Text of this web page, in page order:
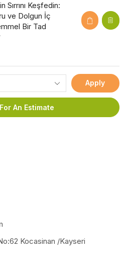
Sırrını Keşfedin:
ve Dolgun İç
Bir Tad
Apply
An Estimate
Kocasinan /Kayseri